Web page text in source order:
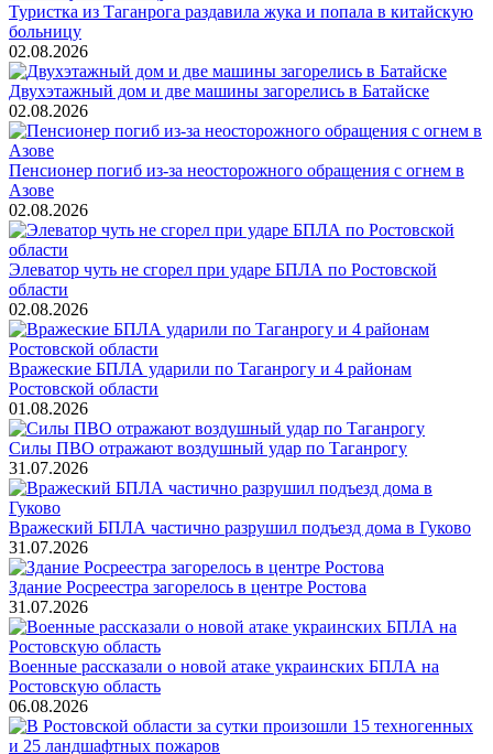
Туристка из Таганрога раздавила жука и попала в китайскую
больницу
02.08.2026
Двухэтажный дом и две машины загорелись в Батайске
02.08.2026
Пенсионер погиб из-за неосторожного обращения с огнем в
Азове
02.08.2026
Элеватор чуть не сгорел при ударе БПЛА по Ростовской
области
02.08.2026
Вражеские БПЛА ударили по Таганрогу и 4 районам
Ростовской области
01.08.2026
Силы ПВО отражают воздушный удар по Таганрогу
31.07.2026
Вражеский БПЛА частично разрушил подъезд дома в Гуково
31.07.2026
Здание Росреестра загорелось в центре Ростова
31.07.2026
Военные рассказали о новой атаке украинских БПЛА на
Ростовскую область
06.08.2026